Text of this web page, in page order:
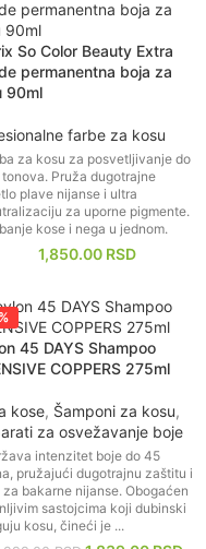
So Color Beauty Extra
permanentna boja za
90ml
farbe za kosu
1,850.00 RSD
za kosu za posvetljivanje do
tonova. Pruža dugotrajne
plave nijanse i ultra
za uporne pigmente.
kose i nega u jednom.
45 DAYS Shampoo
COPPERS 275ml
kose, Šamponi za kosu,
za osvežavanje boje
intenzitet boje do 45
pružajući dugotrajnu zaštitu i
za bakarne nijanse. Obogaćen
sastojcima koji dubinski
kosu, čineći je ...